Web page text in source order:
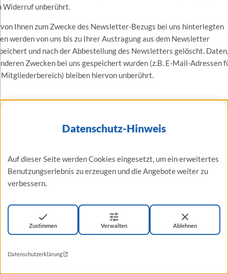
Datenschutz-Hinweis
Auf dieser Seite werden Cookies eingesetzt, um ein erweitertes
Benutzungserlebnis zu erzeugen und die Angebote weiter zu
verbessern.
Zustimmen Verwalten Ablehnen
Datenschutzerklärung
Widerruf unberührt.
Ihnen zum Zwecke des Newsletter-Bezugs bei uns hinterlegten
werden von uns bis zu Ihrer Austragung aus dem Newsletter
und nach der Abbestellung des Newsletters gelöscht.
Zwecken bei uns gespeichert wurden (z.B. E-Mail-Adressen
Mitgliederbereich) bleiben hiervon unberührt.
der Seiten ist die YouTube, LLC, 901 Cherry Ave., San Bruno,
USA.
wird eine Verbindung zu den Servern von YouTube hergestellt.
wird dem YouTube-Server mitgeteilt, welche unserer Seiten Sie
haben.
Sie in Ihrem YouTube-Account eingeloggt sind, ermöglichen Sie